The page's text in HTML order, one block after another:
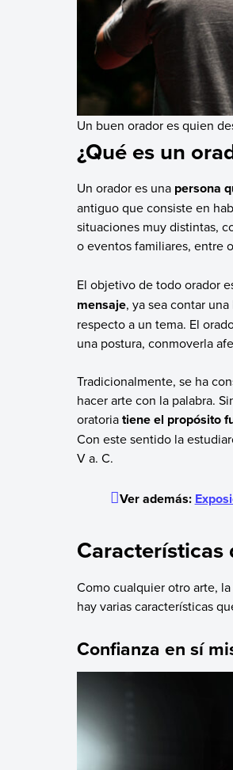
Un buen orador es quien
¿Qué es un
Un orador es una persona
antiguo que consiste en
situaciones muy distintas,
o eventos familiares, entre
El objetivo de todo orador
mensaje, ya sea contar
respecto a un tema. El
una postura, conmoverla
Tradicionalmente, se ha
hacer arte con la palabra.
oratoriatiene el propósito
Con este sentido la
V a. C.
Ver además:
Como cualquier otro arte,
hay varias características
Confianza en sí